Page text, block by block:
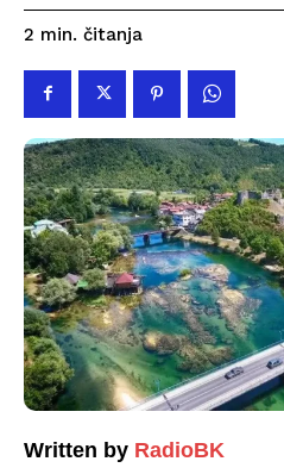
2 min. čitanja
Written by RadioBK